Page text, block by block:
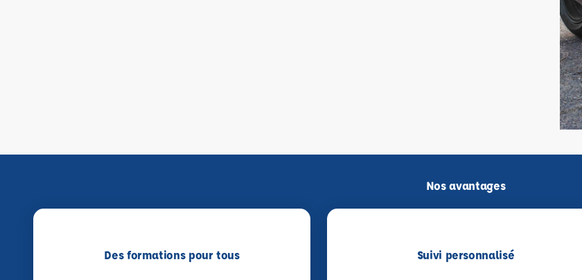
Nos avantages
Des formations pour tous Suivi personnalisé